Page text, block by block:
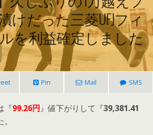
けだった三菱UFJフィ
を利益確定しました
Pin Mail SMS
『99.26円』値下がりして『39,381.41